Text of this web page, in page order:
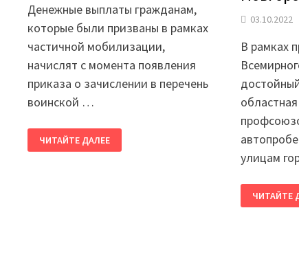
Денежные выплаты гражданам,
которые были призваны в рамках
частичной мобилизации,
начислят с момента появления
приказа о зачислении в перечень
воинской …
ЗАРПЛАТЫ
МОБИЛИЗОВАННЫМ
НАЧИСЛЯТ
ЧИТАЙТЕ ДАЛЕЕ
03.10.2022
В рамках
улицам
ВСЕМИРНЫЙ
ДЕНЬ
ДЕЙСТВИЙ
ЧИТАЙТЕ